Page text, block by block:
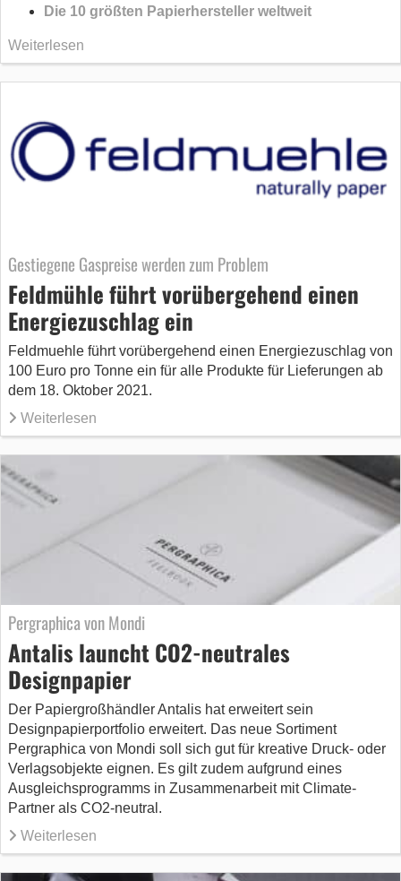
Die 10 größten Papierhersteller weltweit
Weiterlesen
Gestiegene Gaspreise werden zum Problem
Feldmühle führt vorübergehend einen
Energiezuschlag ein
Feldmuehle führt vorübergehend einen Energiezuschlag von
100 Euro pro Tonne ein für alle Produkte für Lieferungen ab
dem 18. Oktober 2021.
Weiterlesen
Pergraphica von Mondi
Antalis launcht CO2-neutrales
Designpapier
Der Papiergroßhändler Antalis hat erweitert sein
Designpapierportfolio erweitert. Das neue Sortiment
Pergraphica von Mondi soll sich gut für kreative Druck- oder
Verlagsobjekte eignen. Es gilt zudem aufgrund eines
Ausgleichsprogramms in Zusammenarbeit mit Climate-
Partner als CO2-neutral.
Weiterlesen